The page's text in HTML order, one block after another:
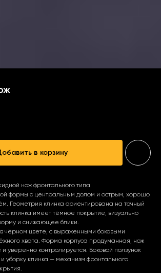
в корзину
нож фронтального типа
формы с центральным долом и острым, хорошо
Геометрия клинка ориентирована на точный
клинка имеет тёмное покрытие, визуально
и снижающее блики.
чёрном цвете, с выраженными боковыми
хвата. Форма корпуса продуманная, нож
и уверенно контролируется. Боковой ползунок
уборку клинка — механизм фронтального